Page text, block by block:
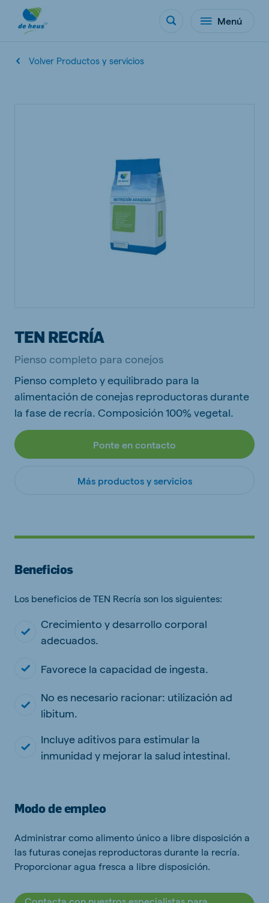
Menú
Volver Productos y servicios
TEN RECRÍA
Pienso completo para conejos
Pienso completo y equilibrado para la
alimentación de conejas reproductoras durante
la fase de recría. Composición 100% vegetal.
Ponte en contacto
Más productos y servicios
Beneficios
Los beneficios de TEN Recría son los siguientes:
Crecimiento y desarrollo corporal
adecuados.
Favorece la capacidad de ingesta.
No es necesario racionar: utilización ad
libitum.
Incluye aditivos para estimular la
inmunidad y mejorar la salud intestinal.
Modo de empleo
Administrar como alimento único a libre disposición a
las futuras conejas reproductoras durante la recría.
Proporcionar agua fresca a libre disposición.
Contacta con nuestros especialistas para